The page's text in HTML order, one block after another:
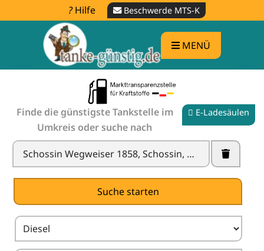
Hilfe Beschwerde MTS-K
MENÜ
Finde die günstigste Tankstelle im
Umkreis oder suche nach
E-Ladesäulen
Suche starten
Tankstelle in der Nähe finden -Spritpreise
vergleichen